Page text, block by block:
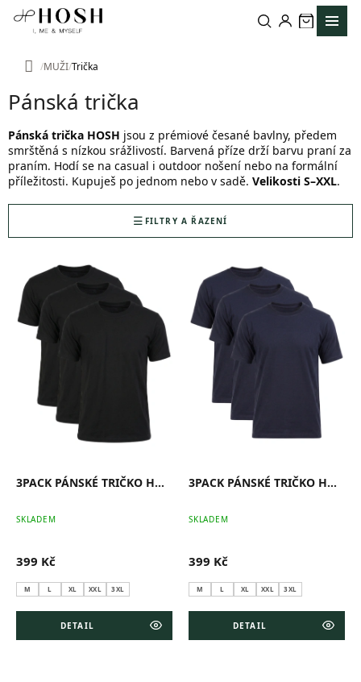
Přejít
Domů
MUŽI Trička
Pánská trička
Pánská trička HOSH jsou z prémiové česané bavlny, předem
smrštěná s nízkou srážlivostí. Barvená příze drží barvu praní za
praním. Hodí se na casual i outdoor nošení nebo na formální
příležitosti. Kupuješ po jednom nebo v sadě. Velikosti S–XXL.
FILTRY A ŘAZENÍ
V
3PACK PÁNSKÉ TRIČKO HOSH CLASSIC ČERNÉ
SKLADEM
399 Kč
M L XL XXL 3XL
DETAIL
3PACK PÁNSKÉ TRIČKO HOSH CLASSIC NAVY
SKLADEM
399 Kč
M L XL XXL 3XL
DETAIL